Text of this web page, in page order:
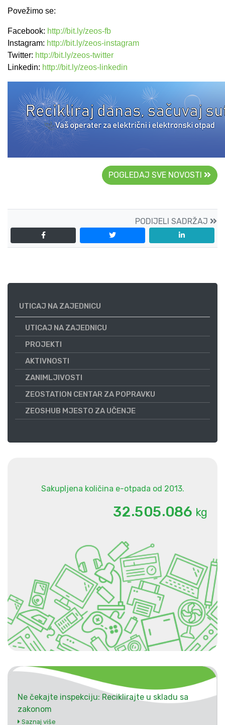
Povežimo se:
Facebook: http://bit.ly/zeos-fb
Instagram: http://bit.ly/zeos-instagram
Twitter: http://bit.ly/zeos-twitter
Linkedin: http://bit.ly/zeos-linkedin
POGLEDAJ SVE NOVOSTI
PODIJELI SADRŽAJ
UTICAJ NA ZAJEDNICU
UTICAJ NA ZAJEDNICU
PROJEKTI
AKTIVNOSTI
ZANIMLJIVOSTI
ZEOSTATION CENTAR ZA POPRAVKU
ZEOSHUB MJESTO ZA UČENJE
Sakupljena količina e-otpada od 2013.
32.505.086 kg
Ne čekajte inspekciju: Reciklirajte u skladu sa
zakonom
Saznaj više